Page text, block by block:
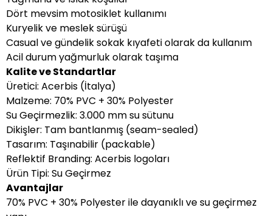
Dört mevsim motosiklet kullanımı
Kuryelik ve meslek sürüşü
Casual ve gündelik sokak kıyafeti olarak da kullanım
Acil durum yağmurluk olarak taşıma
Kalite ve Standartlar
Üretici: Acerbis (İtalya)
Malzeme: 70% PVC + 30% Polyester
Su Geçirmezlik: 3.000 mm su sütunu
Dikişler: Tam bantlanmış (seam-sealed)
Tasarım: Taşınabilir (packable)
Reflektif Branding: Acerbis logoları
Ürün Tipi: Su Geçirmez
Avantajlar
70% PVC + 30% Polyester ile dayanıklı ve su geçirmez